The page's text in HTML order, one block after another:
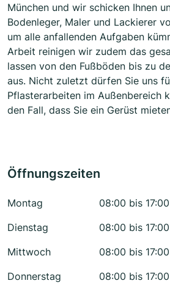
München und wir schicken Ihnen
Bodenleger, Maler und Lackierer
um alle anfallenden Aufgaben
Arbeit reinigen wir zudem das
lassen von den Fußböden bis zu
aus. Nicht zuletzt dürfen Sie uns
Pflasterarbeiten im Außenbereich
den Fall, dass Sie ein Gerüst
Öffnungszeiten
Montag
08:00 bis 17:00
Dienstag
08:00 bis 17:00
Mittwoch
08:00 bis 17:00
Donnerstag
08:00 bis 17:00